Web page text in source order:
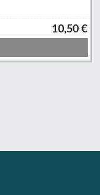
10,50 €